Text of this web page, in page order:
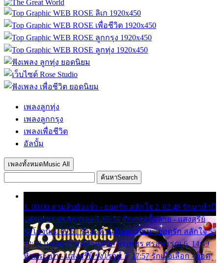
เพลงลูกทุ่ง
เพลงลูกกรุง
เพลงเพื่อชีวิต
อัลบั้ม
เพลงทั้งหมด Music All
ค้นหาSearch
1. 00:00 สามสิบยังแจ๋ว - ยอดรัก สลักใจ 2. 02:49 รักมาห้าปี
- ศรเพชร ศรสุพรรณ 3. 05:57 รักสาวเสื้อลาย - แสงสุรีย์
รุ่งโรจน์ 4. 09:51 รักสะท้านดินสะเทือน - ยอดรัก สลักใจ 5.
12:23 มอเตอร์ไซค์ทำหล่น - ศรเพชร ศรสุพรรณ 6. 14:49
หิ้วกระเป๋า - แสงสุรีย์ รุ่งโรจน์ 7. 17:57 รักเผื่อเลือก - ยอด